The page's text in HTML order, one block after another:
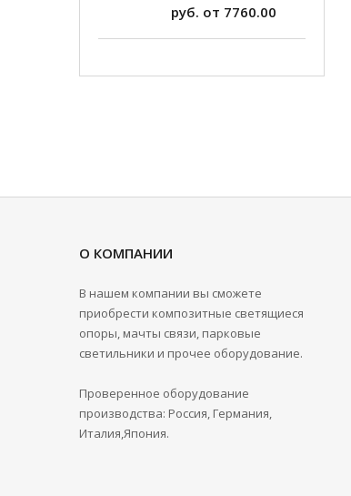
руб. от 7760.00
О КОМПАНИИ
В нашем компании вы сможете
приобрести композитные светящиеся
опоры, мачты связи, парковые
светильники и прочее оборудование.
Проверенное оборудование
производства: Россия, Германия,
Италия,Япония.